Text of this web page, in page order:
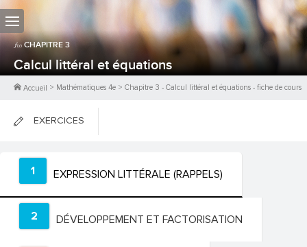
CHAPITRE3
Calcul littéral et équations
Accueil > Mathématiques 4e > Chapitre 3 - Calcul littéral et équations - fiche de cours
EXERCICES
FICHES DE COURS
0PTS
1 EXPRESSION LITTÉRALE (RAPPELS)
2 DÉVELOPPEMENT ET FACTORISATION